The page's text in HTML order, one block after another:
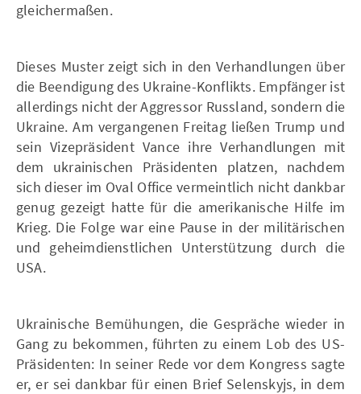
gleichermaßen.
Dieses Muster zeigt sich in den Verhandlungen über
die Beendigung des Ukraine-Konflikts. Empfänger ist
allerdings nicht der Aggressor Russland, sondern die
Ukraine. Am vergangenen Freitag ließen Trump und
sein Vizepräsident Vance ihre Verhandlungen mit
dem ukrainischen Präsidenten platzen, nachdem
sich dieser im Oval Office vermeintlich nicht dankbar
genug gezeigt hatte für die amerikanische Hilfe im
Krieg. Die Folge war eine Pause in der militärischen
und geheimdienstlichen Unterstützung durch die
USA.
Ukrainische Bemühungen, die Gespräche wieder in
Gang zu bekommen, führten zu einem Lob des US-
Präsidenten: In seiner Rede vor dem Kongress sagte
er, er sei dankbar für einen Brief Selenskyjs, in dem